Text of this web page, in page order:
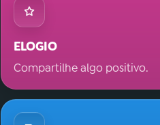
ELOGIO
Compartilhe algo positivo.